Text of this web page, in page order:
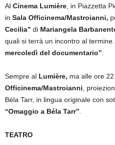
Al Cinema Lumière , in Piazzetta
in Sala Officinema/Mastroianni,
Cecilia” di Mariangela
quali si terrà un incontro al
mercoledì del documentario”
Sempre al Lumière, ma alle ore
Officinema/Mastroianni ,
Béla Tarr, in lingua originale con
“Omaggio a Béla Tarr”
TEATRO